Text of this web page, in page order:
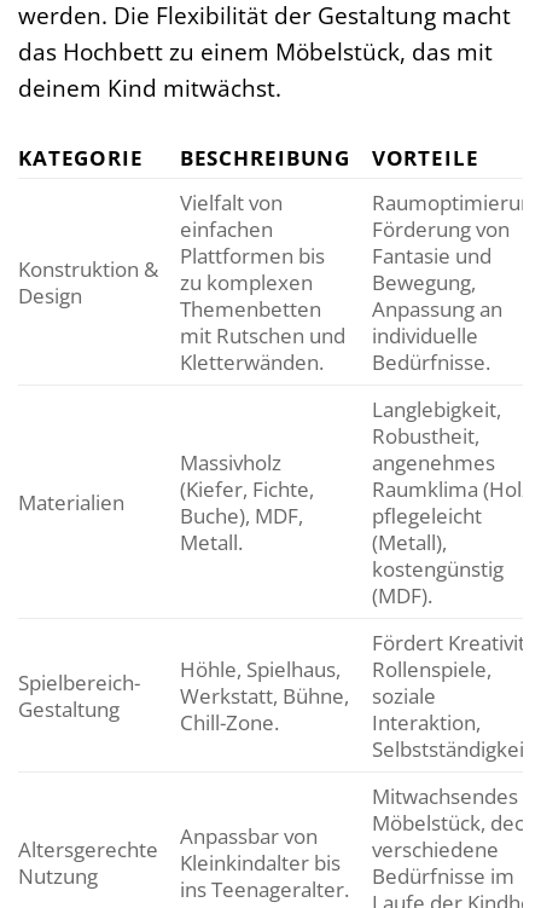
werden. Die Flexibilität der Gestaltung macht
das Hochbett zu einem Möbelstück, das mit
deinem Kind mitwächst.
KATEGORIE BESCHREIBUNG VORTEILE
Konstruktion &
Design
Vielfalt von
einfachen
Plattformen bis
zu komplexen
Themenbetten
mit Rutschen und
Kletterwänden.
Förderung von
Fantasie und
Bewegung,
Anpassung an
individuelle
Bedürfnisse.
Materialien
Massivholz
(Kiefer, Fichte,
Buche), MDF,
Metall.
Langlebigkeit,
Robustheit,
angenehmes
Raumklima (Holz),
pflegeleicht
(Metall),
kostengünstig
(MDF).
Spielbereich-
Gestaltung
Höhle, Spielhaus,
Werkstatt, Bühne,
Chill-Zone.
Fördert
Rollenspiele,
soziale
Interaktion,
Selbstständigkeit.
Altersgerechte
Nutzung
Anpassbar von
Kleinkindalter bis
ins Teenageralter.
Mitwachsendes
Möbelstück, deckt
verschiedene
Bedürfnisse im